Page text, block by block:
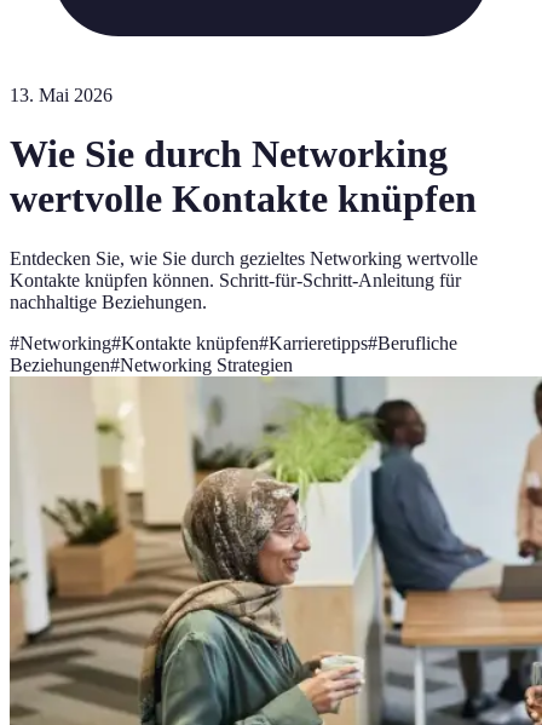
13. Mai 2026
Wie Sie durch Networking
wertvolle Kontakte knüpfen
Entdecken Sie, wie Sie durch gezieltes Networking wertvolle
Kontakte knüpfen können. Schritt-für-Schritt-Anleitung für
nachhaltige Beziehungen.
#Networking#Kontakte knüpfen#Karrieretipps#Berufliche
Beziehungen#Networking Strategien